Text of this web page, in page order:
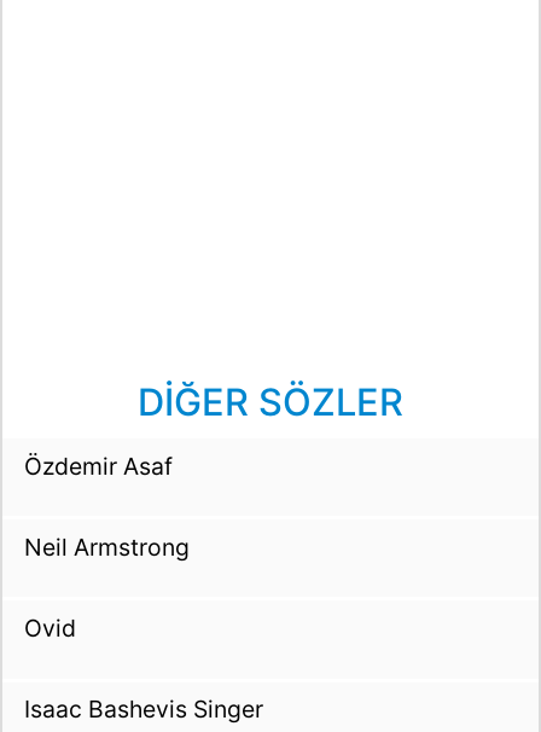
DİĞER SÖZLER
Özdemir Asaf
Neil Armstrong
Ovid
Isaac Bashevis Singer